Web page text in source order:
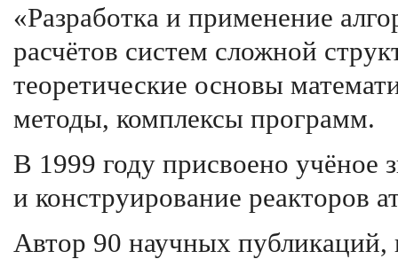
«Разработка и применение
расчётов систем сложной
теоретические основы
методы, комплексы программ.
В 1999 году присвоено учёное
и конструирование реакторов
Автор 90 научных